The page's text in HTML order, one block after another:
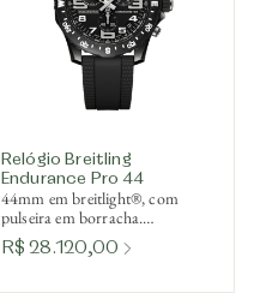
Relógio Breitling
Endurance Pro 44
44mm em breitlight®, com
pulseira em borracha.
SuperQuartz™
termocompensado. Ref.
R$ 28.120,00